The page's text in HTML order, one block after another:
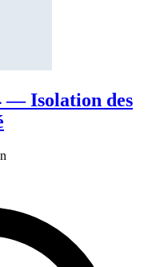
— Isolation des